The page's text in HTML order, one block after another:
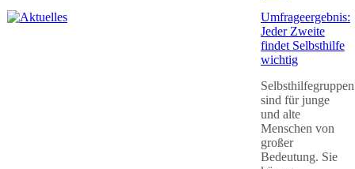
Umfrageergebnis:
Jeder Zweite
findet Selbsthilfe
wichtig
Selbsthilfegruppen
sind für junge
und alte
Menschen von
großer
Bedeutung. Sie